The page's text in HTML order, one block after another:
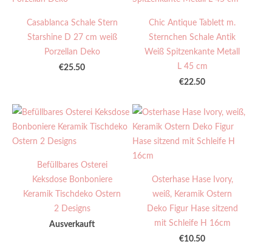
Casablanca Schale Stern
Starshine D 27 cm weiß
Porzellan Deko
€25.50
Chic Antique Tablett m.
Sternchen Schale Antik
Weiß Spitzenkante Metall
L 45 cm
€22.50
Befüllbares Osterei
Keksdose Bonboniere
Keramik Tischdeko Ostern
2 Designs
Ausverkauft
Osterhase Hase Ivory,
weiß, Keramik Ostern
Deko Figur Hase sitzend
mit Schleife H 16cm
€10.50